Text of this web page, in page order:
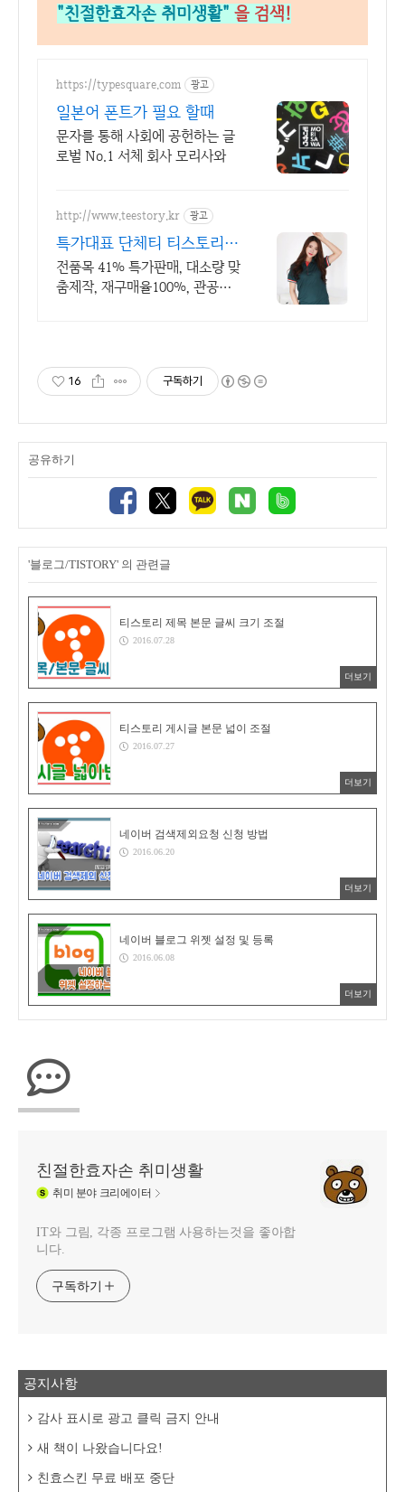
"친절한효자손 취미생활" 을 검색!
https://typesquare.com 광고
일본어 폰트가 필요 할때
문자를 통해 사회에 공헌하는 글
로벌 No.1 서체 회사 모리사와
http://www.teestory.kr 광고
특가대표 단체티 티스토리
전품목 41% 특가세일
전품목 41% 특가판매, 대소량 맞
춤제작, 재구매율100%, 관공서
16 구독하기
공유하기
'블로그/TISTORY' 의 관련글
티스토리 제목 본문 글씨 크기 조절
2016.07.28
더보기
티스토리 게시글 본문 넓이 조절
2016.07.27
더보기
네이버 검색제외요청 신청 방법
2016.06.20
더보기
네이버 블로그 위젯 설정 및 등록
2016.06.08
더보기
친절한효자손 취미생활
취미 분야 크리에이터
IT와 그림, 각종 프로그램 사용하는것을 좋아합
니다.
구독하기
공지사항
감사 표시로 광고 클릭 금지 안내
새 책이 나왔습니다요!
친효스킨 무료 배포 중단